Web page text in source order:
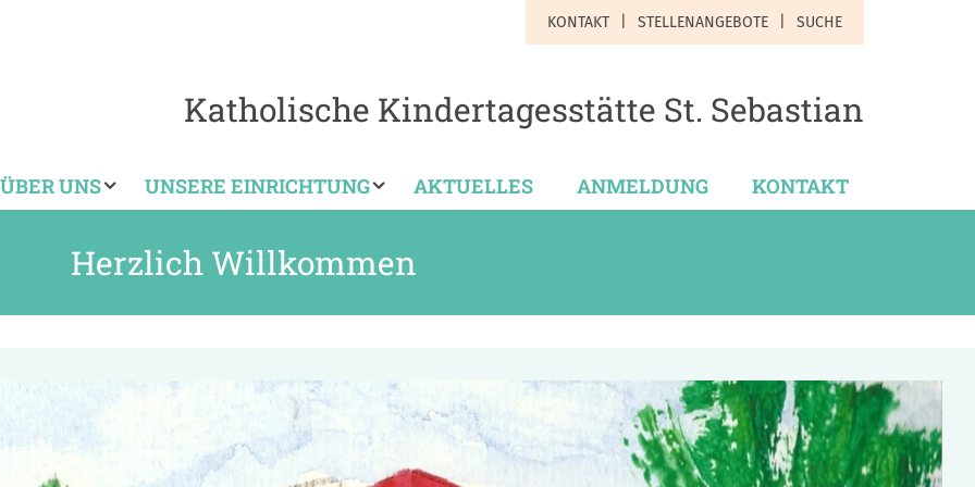
KONTAKT STELLENANGEBOTE SUCHE
Katholische Kindertagesstätte St. Sebastian
ÜBER UNS UNSERE EINRICHTUNG AKTUELLES ANMELDUNG KONTAKT
Herzlich Willkommen